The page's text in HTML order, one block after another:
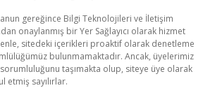
gereğince Bilgi Teknolojileri ve İletişim
onaylanmış bir Yer Sağlayıcı olarak hizmet
sitedeki içerikleri proaktif olarak denetleme
bulunmamaktadır. Ancak, üyelerimiz
taşımakta olup, siteye üye olarak
etmiş sayılırlar.